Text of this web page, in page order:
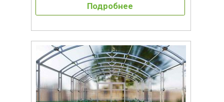
Подробнее